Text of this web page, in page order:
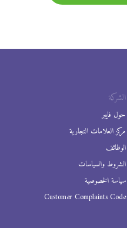
الشركة
حول فايبر
مركز العلامات التجارية
الوظائف
الشروط والسياسات
سياسة الخصوصية
Customer Complaints Code